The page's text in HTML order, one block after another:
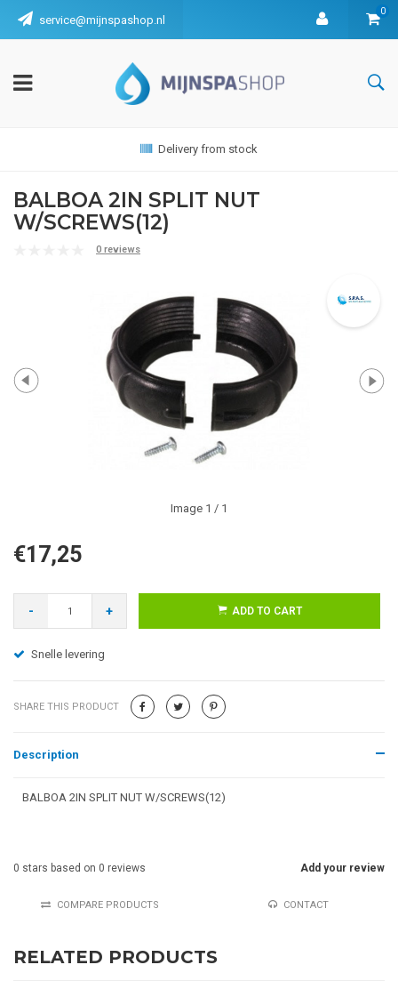
service@mijnspashop.nl
0
Delivery from stock
BALBOA 2IN SPLIT NUT
W/SCREWS(12)
0 reviews
Image 1 / 1
€17,25
- + ADD TO CART
Snelle levering
SHARE THIS PRODUCT
Description
BALBOA 2IN SPLIT NUT W/SCREWS(12)
Add your review
0 stars based on 0 reviews
COMPARE PRODUCTS CONTACT
RELATED PRODUCTS